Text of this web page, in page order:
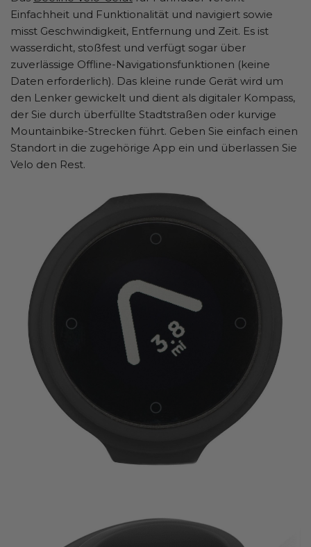
Einfachheit und Funktionalität und navigiert sowie
misst Geschwindigkeit, Entfernung und Zeit. Es ist
wasserdicht, stoßfest und verfügt sogar über
zuverlässige Offline-Navigationsfunktionen (keine
Daten erforderlich). Das kleine runde Gerät wird um
den Lenker gewickelt und dient als digitaler Kompass,
der Sie durch überfüllte Stadtstraßen oder kurvige
Mountainbike-Strecken führt. Geben Sie einfach einen
Standort in die zugehörige App ein und überlassen Sie
Velo den Rest.